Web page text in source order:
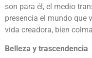
son para él, el medio
presencia el mundo que
vida creadora, bien
Belleza y trascendencia